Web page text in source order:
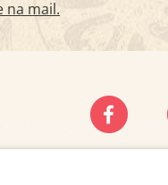
na mail.
OCHRANY OSOBNÍCH